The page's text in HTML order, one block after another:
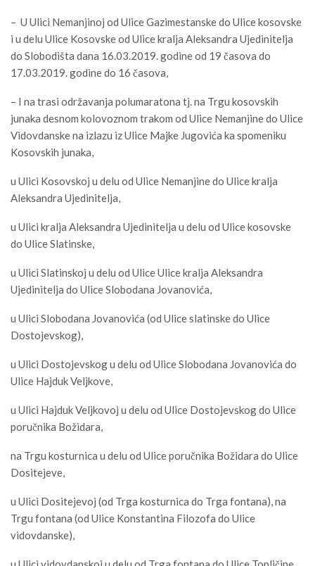
– U Ulici Nemanjinoj od Ulice Gazimestanske do Ulice kosovske
i u delu Ulice Kosovske od Ulice kralja Aleksandra Ujedinitelja
do Slobodišta dana 16.03.2019. godine od 19 časova do
17.03.2019. godine do 16 časova,
– I na trasi održavanja polumaratona tj. na Trgu kosovskih
junaka desnom kolovoznom trakom od Ulice Nemanjine do Ulice
Vidovdanske na izlazu iz Ulice Majke Jugovića ka spomeniku
Kosovskih junaka,
u Ulici Kosovskoj u delu od Ulice Nemanjine do Ulice kralja
Aleksandra Ujedinitelja,
u Ulici kralja Aleksandra Ujedinitelja u delu od Ulice kosovske
do Ulice Slatinske,
u Ulici Slatinskoj u delu od Ulice Ulice kralja Aleksandra
Ujedinitelja do Ulice Slobodana Jovanovića,
u Ulici Slobodana Jovanovića (od Ulice slatinske do Ulice
Dostojevskog),
u Ulici Dostojevskog u delu od Ulice Slobodana Jovanovića do
Ulice Hajduk Veljkove,
u Ulici Hajduk Veljkovoj u delu od Ulice Dostojevskog do Ulice
poručnika Božidara,
na Trgu kosturnica u delu od Ulice poručnika Božidara do Ulice
Dositejeve,
u Ulici Dositejevoj (od Trga kosturnica do Trga fontana), na
Trgu fontana (od Ulice Konstantina Filozofa do Ulice
vidovdanske),